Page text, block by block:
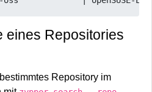
eines Repositories
Repository im